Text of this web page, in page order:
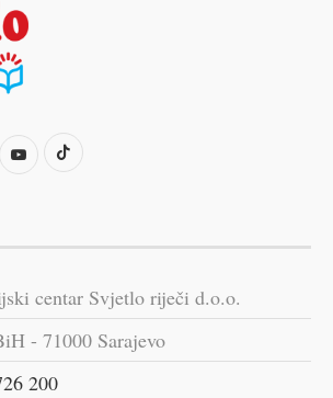
centar Svjetlo riječi d.o.o.
- 71000 Sarajevo
200